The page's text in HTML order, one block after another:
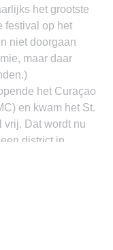
het grootste
festival op het
niet doorgaan
maar daar
het Curaçao
en kwam het St.
vrij. Dat wordt nu
district in